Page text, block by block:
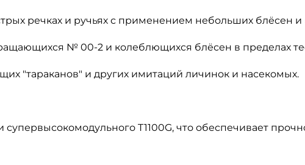
трых речках и ручьях с применением небольших блёсен и
№ 00-2 и колеблющихся блёсен в пределах
"тараканов" и других имитаций личинок и насекомых.
супервысокомодульного T1100G, что обеспечивает